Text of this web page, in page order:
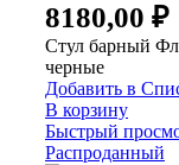
8180,00 ₽
Стул барный
черные
Добавить в
В корзину
Быстрый
Распроданный